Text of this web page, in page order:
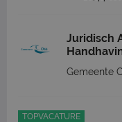
Juridisch
Gemeente
TOPVACATURE